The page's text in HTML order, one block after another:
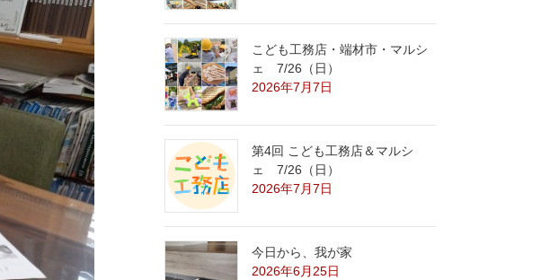
こども工務店・端材市・マルシ
ェ 7/26（日）
2026年7月7日
第4回 こども工務店＆マルシ
ェ 7/26（日）
2026年7月7日
今日から、我が家
2026年6月25日